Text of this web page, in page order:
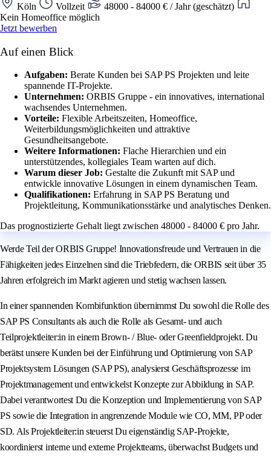
Köln Vollzeit
48000 - 84000 € / Jahr (geschätzt)
Kein Homeoffice möglich
Jetzt bewerben
Auf einen Blick
Aufgaben: Berate Kunden bei SAP PS Projekten und leite
spannende IT-Projekte.
Unternehmen: ORBIS Gruppe - ein innovatives, international
wachsendes Unternehmen.
Vorteile: Flexible Arbeitszeiten, Homeoffice,
Weiterbildungsmöglichkeiten und attraktive
Gesundheitsangebote.
Weitere Informationen: Flache Hierarchien und ein
unterstützendes, kollegiales Team warten auf dich.
Warum dieser Job: Gestalte die Zukunft mit SAP und
entwickle innovative Lösungen in einem dynamischen Team.
Qualifikationen: Erfahrung in SAP PS Beratung und
Projektleitung, Kommunikationsstärke und analytisches Denken.
Das prognostizierte Gehalt liegt zwischen 48000 - 84000 € pro Jahr.
Werde Teil der ORBIS Gruppe! Innovationsfreude und Vertrauen in die
Fähigkeiten jedes Einzelnen sind die Triebfedern, die ORBIS seit über 35
Jahren erfolgreich im Markt agieren und stetig wachsen lassen.
In einer spannenden Kombifunktion übernimmst Du sowohl die Rolle des
SAP PS Consultants als auch die Rolle als Gesamt- und auch
Teilprojektleiter:in in einem Brown- / Blue- oder Greenfieldprojekt. Du
berätst unsere Kunden bei der Einführung und Optimierung von SAP
Projektsystem Lösungen (SAP PS), analysierst Geschäftsprozesse im
Projektmanagement und entwickelst Konzepte zur Abbildung in SAP.
Dabei verantwortest Du die Konzeption und Implementierung von SAP
PS sowie die Integration in angrenzende Module wie CO, MM, PP oder
SD. Als Projektleiter:in steuerst Du eigenständig SAP-Projekte,
koordinierst interne und externe Projektteams, überwachst Budgets und